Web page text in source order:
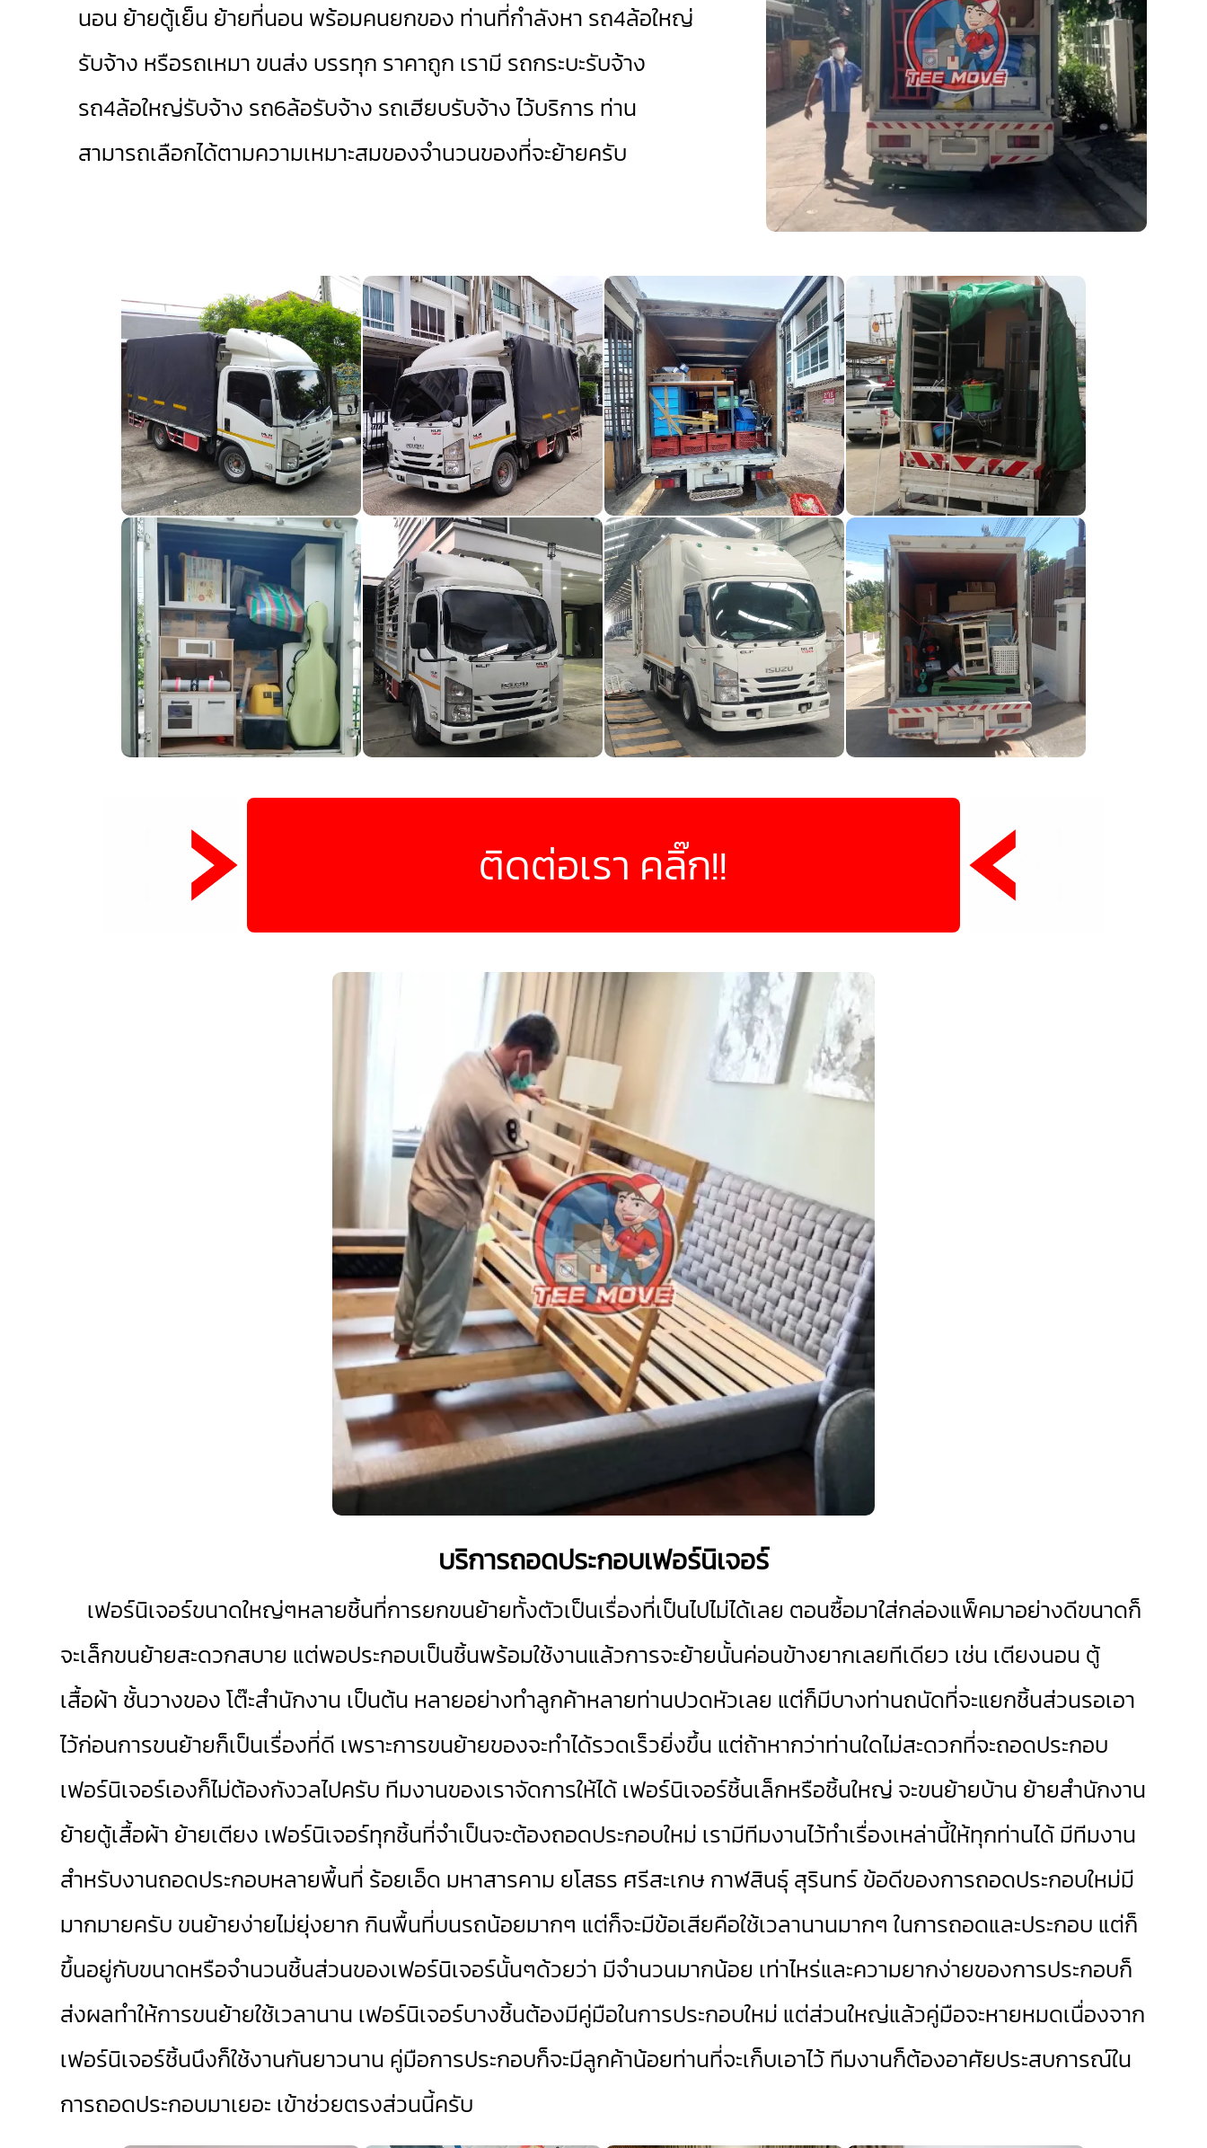
นอน ย้ายตู้เย็น ย้ายที่นอน พร้อมคนยกของ ท่านที่กำลังหา รถ4ล้อใหญ่
รับจ้าง หรือรถเหมา ขนส่ง บรรทุก ราคาถูก เรามี รถกระบะรับจ้าง
รถ4ล้อใหญ่รับจ้าง รถ6ล้อรับจ้าง รถเฮียบรับจ้างไว้บริการ ท่าน
สามารถเลือกได้ตามความเหมาะสมของจำนวนของที่จะย้ายครับ
ติดต่อเรา คลิ๊ก!!
บริการถอดประกอบเฟอร์นิเจอร์
เฟอร์นิเจอร์ขนาดใหญ่ๆหลายชิ้นที่การยกขนย้ายทั้งตัวเป็นเรื่องที่เป็นไปไม่ได้เลย ตอนซื้อมาใส่กล่องแพ็คมาอย่างดีขนาดก็
จะเล็กขนย้ายสะดวกสบาย แต่พอประกอบเป็นชิ้นพร้อมใช้งานแล้วการจะย้ายนั้นค่อนข้างยากเลยทีเดียว เช่น เตียงนอน ตู้
เสื้อผ้า ชั้นวางของ โต๊ะสำนักงาน เป็นต้น หลายอย่างทำลูกค้าหลายท่านปวดหัวเลย แต่ก็มีบางท่านถนัดที่จะแยกชิ้นส่วนรอเอา
ไว้ก่อนการขนย้ายก็เป็นเรื่องที่ดี เพราะการขนย้ายของจะทำได้รวดเร็วยิ่งขึ้น แต่ถ้าหากว่าท่านใดไม่สะดวกที่จะถอดประกอบ
เฟอร์นิเจอร์เองก็ไม่ต้องกังวลไปครับ ทีมงานของเราจัดการให้ได้ เฟอร์นิเจอร์ชิ้นเล็กหรือชิ้นใหญ่ จะขนย้ายบ้าน ย้ายสำนักงาน
ย้ายตู้เสื้อผ้า ย้ายเตียง เฟอร์นิเจอร์ทุกชิ้นที่จำเป็นจะต้องถอดประกอบใหม่ เรามีทีมงานไว้ทำเรื่องเหล่านี้ให้ทุกท่านได้ มีทีมงาน
สำหรับงานถอดประกอบหลายพื้นที่ ร้อยเอ็ด มหาสารคาม ยโสธร ศรีสะเกษ กาฬสินธุ์ สุรินทร์ ข้อดีของการถอดประกอบใหม่มี
มากมายครับ ขนย้ายง่ายไม่ยุ่งยาก กินพื้นที่บนรถน้อยมากๆ แต่ก็จะมีข้อเสียคือใช้เวลานานมากๆ ในการถอดและประกอบ แต่ก็
ขึ้นอยู่กับขนาดหรือจำนวนชิ้นส่วนของเฟอร์นิเจอร์นั้นๆด้วยว่า มีจำนวนมากน้อย เท่าไหร่และความยากง่ายของการประกอบก็
ส่งผลทำให้การขนย้ายใช้เวลานาน เฟอร์นิเจอร์บางชิ้นต้องมีคู่มือในการประกอบใหม่ แต่ส่วนใหญ่แล้วคู่มือจะหายหมดเนื่องจาก
เฟอร์นิเจอร์ชิ้นนึงก็ใช้งานกันยาวนาน คู่มือการประกอบก็จะมีลูกค้าน้อยท่านที่จะเก็บเอาไว้ ทีมงานก็ต้องอาศัยประสบการณ์ใน
การถอดประกอบมาเยอะ เข้าช่วยตรงส่วนนี้ครับ